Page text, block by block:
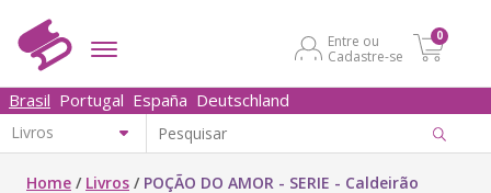
Entre ou
Cadastre-se
0
Brasil Portugal España Deutschland
Home / Livros / POÇÃO DO AMOR - SERIE - Caldeirão